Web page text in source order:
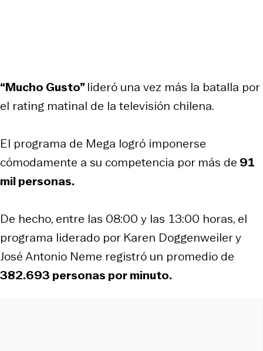
“Mucho Gusto” lideró una vez más la batalla por
el rating matinal de la televisión chilena.
El programa de Mega logró imponerse
cómodamente a su competencia por más de 91
mil personas.
De hecho, entre las 08:00 y las 13:00 horas, el
programa liderado por Karen Doggenweiler y
José Antonio Neme registró un promedio de
382.693 personas por minuto.